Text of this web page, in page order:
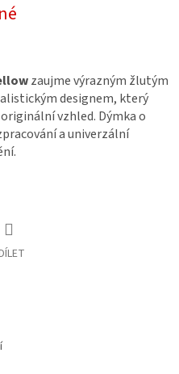
zaujme výrazným žlutým
designem, který
vzhled. Dýmka o
a univerzální